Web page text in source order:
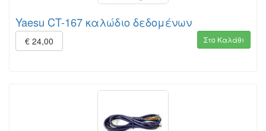
Yaesu CT-167 καλώδιο δεδομένων
€ 24,00 Στο Καλάθι